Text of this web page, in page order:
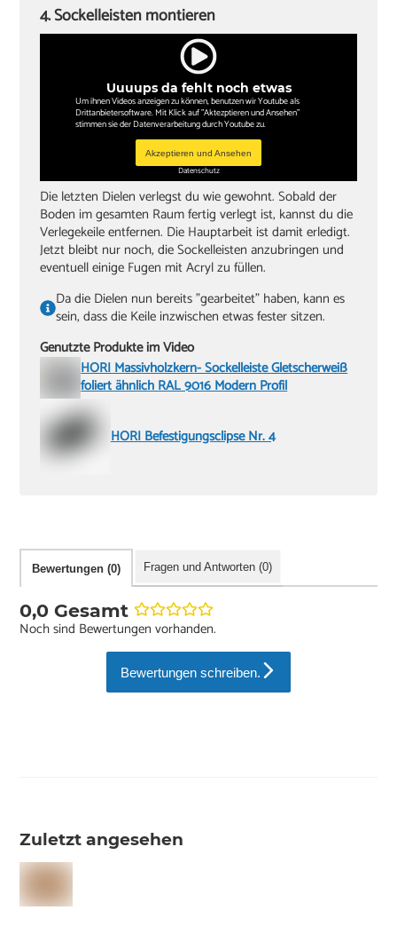
Uuuups da fehlt noch etwas
Um ihnen Videos anzeigen zu können, benutzen wir Youtube als
Drittanbietersoftware. Mit Klick auf "Aktezptieren und Ansehen"
stimmen sie der Datenverarbeitung durch Youtube zu.
Akzeptieren und Ansehen
Datenschutz
4. Sockelleisten montieren
Die letzten Dielen verlegst du wie gewohnt. Sobald der
Boden im gesamten Raum fertig verlegt ist, kannst du die
Verlegekeile entfernen. Die Hauptarbeit ist damit erledigt.
Jetzt bleibt nur noch, die Sockelleisten anzubringen und
eventuell einige Fugen mit Acryl zu füllen.
Da die Dielen nun bereits "gearbeitet" haben, kann es
sein, dass die Keile inzwischen etwas fester sitzen.
Genutzte Produkte im Video
HORI Massivholzkern- Sockelleiste Gletscherweiß
foliert ähnlich RAL 9016 Modern Profil
HORI Befestigungsclipse Nr. 4
Bewertungen (0) Fragen und Antworten (0)
0,0 Gesamt
Noch sind Bewertungen vorhanden.
Bewertungen schreiben.
Zuletzt angesehen